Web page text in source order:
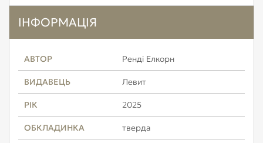
ІНФОРМАЦІЯ
АВТОР Ренді Елкорн
ВИДАВЕЦЬ Левит
РІК 2025
ОБКЛАДИНКА тверда